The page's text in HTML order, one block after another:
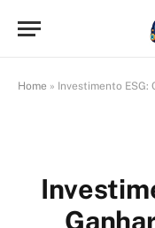
Home » Investimento ESG: